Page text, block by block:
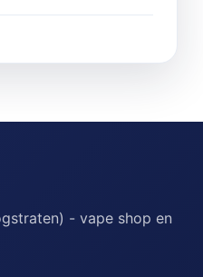
- vape shop en